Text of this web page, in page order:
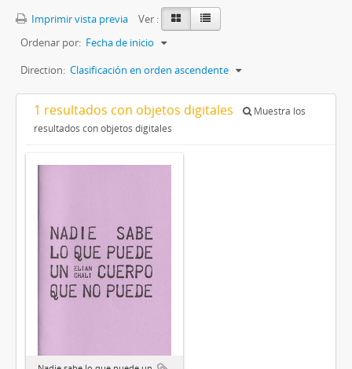
Imprimir vista previa
Ver :
Ordenar por: Fecha de inicio
Direction: Clasificación en orden ascendente
1 resultados con objetos digitales
Muestra los
resultados con objetos digitales